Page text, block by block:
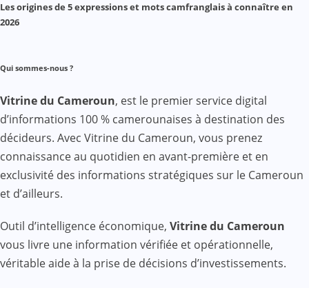
Les origines de 5 expressions et mots camfranglais à connaître en
2026
Qui sommes-nous ?
Vitrine du Cameroun, est le premier service digital
d’informations 100 % camerounaises à destination des
décideurs. Avec Vitrine du Cameroun, vous prenez
connaissance au quotidien en avant-première et en
exclusivité des informations stratégiques sur le Cameroun
et d’ailleurs.
Outil d’intelligence économique, Vitrine du Cameroun
vous livre une information vérifiée et opérationnelle,
véritable aide à la prise de décisions d’investissements.